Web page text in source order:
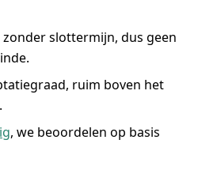
slottermijn, dus geen
ruim boven het
, we beoordelen op basis